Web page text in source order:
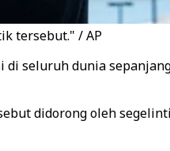
tersebut." / AP
seluruh dunia
didorong oleh